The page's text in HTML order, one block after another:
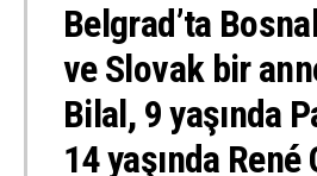
Belgrad’ta
ve Slovak bir
Bilal, 9 yaşında
14 yaşında